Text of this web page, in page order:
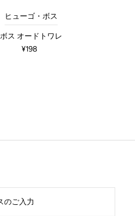
ヒューゴ・ボス
ボス オードトワレ
¥198